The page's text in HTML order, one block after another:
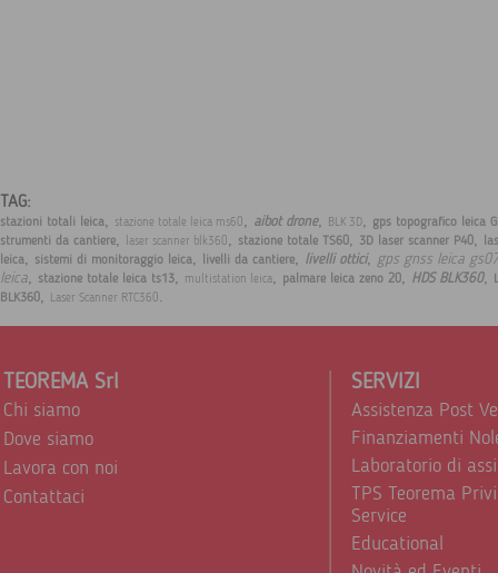
TAG:
stazioni totali leica, stazione totale leica ms60, aibot drone, BLK 3D, gps topografico leica
strumenti da cantiere, laser scanner blk360, stazione totale TS60, 3D laser scanner P40,
leica, sistemi di monitoraggio leica, livelli da cantiere, livelli ottici, gps gnss leica gs07
leica, stazione totale leica ts13, multistation leica, palmare leica zeno 20, HDS BLK360,
BLK360, Laser Scanner RTC360.
TEOREMA Srl
Chi siamo
Dove siamo
Lavora con noi
Contattaci
SERVIZI
Assistenza Post
Finanziamenti
Laboratorio di
TPS Teorema
Service
Educational